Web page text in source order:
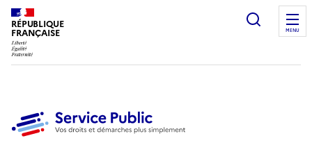
RÉPUBLIQUE
FRANÇAISE
Ouvrir
MENU